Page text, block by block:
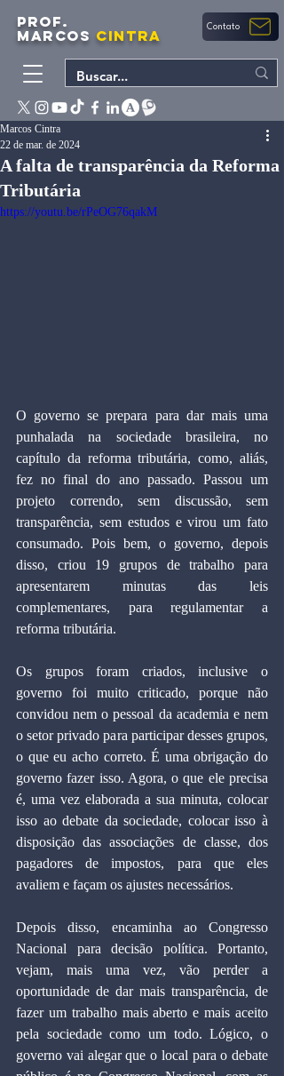
PROF.
MARCOS CINTRA Contato
A falta de transparência da Reforma
Tributária
Marcos Cintra
22 de mar. de 2024
https://youtu.be/rPeOG76qakM
O governo se prepara para dar mais uma
punhalada na sociedade brasileira, no
capítulo da reforma tributária, como, aliás,
fez no final do ano passado. Passou um
projeto correndo, sem discussão, sem
transparência, sem estudos e virou um fato
consumado. Pois bem, o governo, depois
disso, criou 19 grupos de trabalho para
apresentarem minutas das leis
complementares, para regulamentar a
reforma tributária.
Os grupos foram criados, inclusive o
governo foi muito criticado, porque não
convidou nem o pessoal da academia e nem
o setor privado para participar desses grupos,
o que eu acho correto. É uma obrigação do
governo fazer isso. Agora, o que ele precisa
é, uma vez elaborada a sua minuta, colocar
isso ao debate da sociedade, colocar isso à
disposição das associações de classe, dos
pagadores de impostos, para que eles
avaliem e façam os ajustes necessários.
Depois disso, encaminha ao Congresso
Nacional para decisão política. Portanto,
vejam, mais uma vez, vão perder a
oportunidade de dar mais transparência, de
fazer um trabalho mais aberto e mais aceito
pela sociedade como um todo. Lógico, o
governo vai alegar que o local para o debate